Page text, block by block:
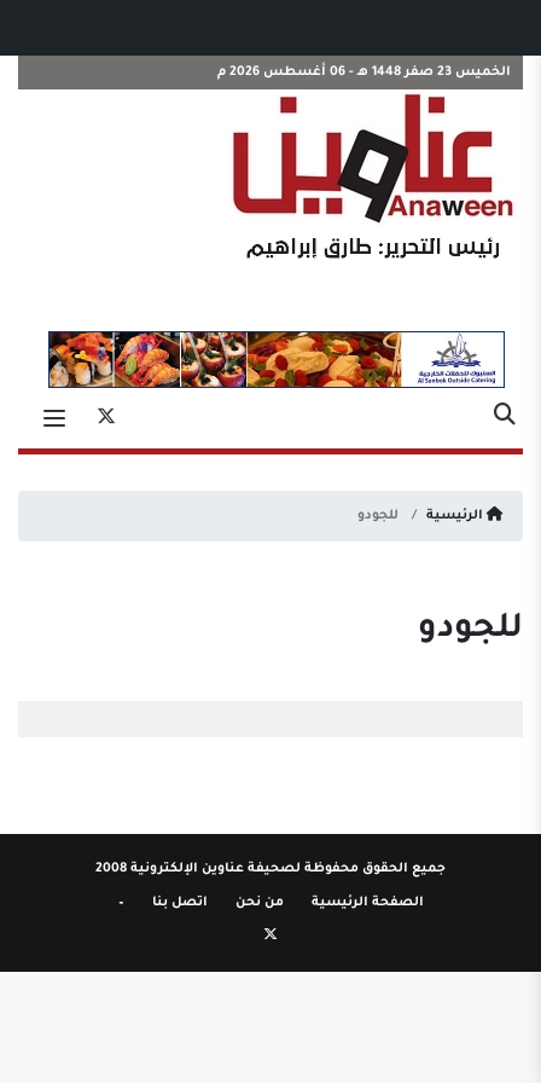
الخميس 23 صفر 1448 هـ - 06 أغسطس 2026 م
الرئيسية للجودو
للجودو
جميع الحقوق محفوظة لصحيفة عناوين الإلكترونية 2008
الصفحة الرئيسية من نحن اتصل بنا –